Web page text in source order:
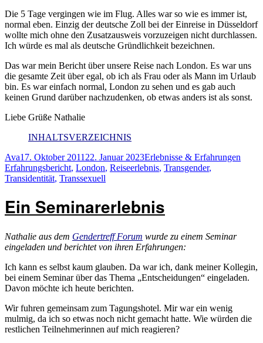
Die 5 Tage vergingen wie im Flug. Alles war so wie es immer ist,
normal eben. Einzig der deutsche Zoll bei der Einreise in Düsseldorf
wollte mich ohne den Zusatzausweis vorzuzeigen nicht durchlassen.
Ich würde es mal als deutsche Gründlichkeit bezeichnen.
Das war mein Bericht über unsere Reise nach London. Es war uns
die gesamte Zeit über egal, ob ich als Frau oder als Mann im Urlaub
bin. Es war einfach normal, London zu sehen und es gab auch
keinen Grund darüber nachzudenken, ob etwas anders ist als sonst.
Liebe Grüße Nathalie
INHALTSVERZEICHNIS
Autor
AvaVeröffentlicht
am
17. Oktober 2011 22. Januar 2023Kategorien
Erlebnisse & Erfahrungen
Erfahrungsbericht, London, Reiseerlebnis, Transgender,
Transidentität, Transsexuell
Ein Seminarerlebnis
Nathalie aus dem Gendertreff Forum wurde zu einem Seminar
eingeladen und berichtet von ihren Erfahrungen:
Ich kann es selbst kaum glauben. Da war ich, dank meiner Kollegin,
bei einem Seminar über das Thema „Entscheidungen“ eingeladen.
Davon möchte ich heute berichten.
Wir fuhren gemeinsam zum Tagungshotel. Mir war ein wenig
mulmig, da ich so etwas noch nicht gemacht hatte. Wie würden die
restlichen Teilnehmerinnen auf mich reagieren?